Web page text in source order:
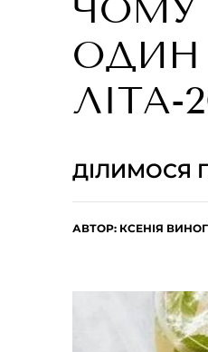
ЧОМУ
ОДИН
ЛІТА-
ДІЛИМОСЯ
АВТОР: КСЕНІЯ